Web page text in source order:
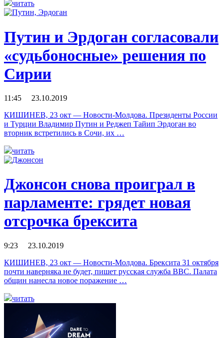
читать
Путин и Эрдоган согласовали
«судьбоносные» решения по
Сирии
11:45 23.10.2019
КИШИНЕВ, 23 окт — Новости-Молдова. Президенты России
и Турции Владимир Путин и Реджеп Тайип Эрдоган во
вторник встретились в Сочи, их …
читать
Джонсон снова проиграл в
парламенте: грядет новая
отсрочка брексита
9:23 23.10.2019
КИШИНЕВ, 23 окт — Новости-Молдова. Брексита 31 октября
почти наверняка не будет, пишет русская служба BBC. Палата
общин нанесла новое поражение …
читать